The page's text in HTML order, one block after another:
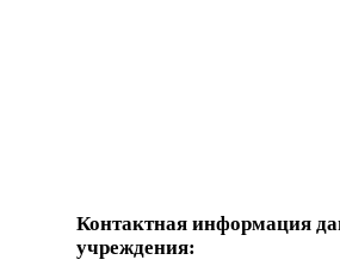
Контактная информация
учреждения: